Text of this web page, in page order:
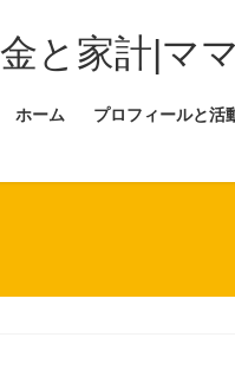
と家計|マ
ホーム プロフィールと活